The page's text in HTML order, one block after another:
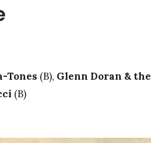
Tones (B), Glenn Doran & the
(B)